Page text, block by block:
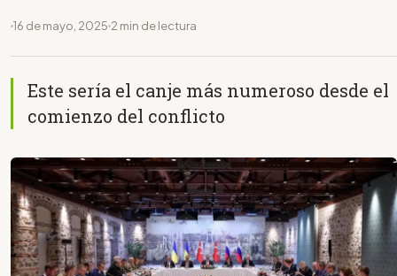
16 de mayo, 2025 2 min de lectura
Este sería el canje más numeroso desde el
comienzo del conflicto